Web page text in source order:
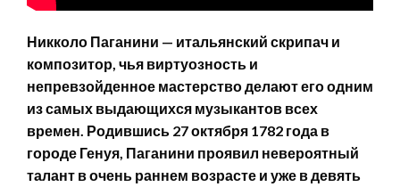
Никколо Паганини — итальянский скрипач и
композитор, чья виртуозность и
непревзойденное мастерство делают его одним
из самых выдающихся музыкантов всех
времен. Родившись 27 октября 1782 года в
городе Генуя, Паганини проявил невероятный
талант в очень раннем возрасте и уже в девять